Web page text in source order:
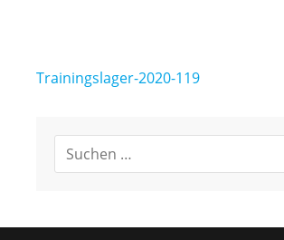
Beitragsnavigation
Trainingslager-2020-119